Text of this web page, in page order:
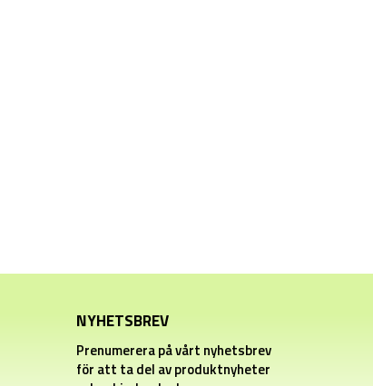
NYHETSBREV
Prenumerera på vårt nyhetsbrev
för att ta del av produktnyheter